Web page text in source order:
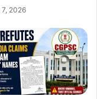
2026